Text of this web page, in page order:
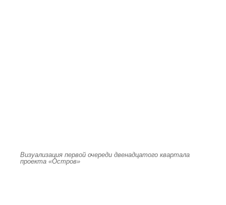
Визуализация первой очереди двенадцатого квартала
проекта «Остров»